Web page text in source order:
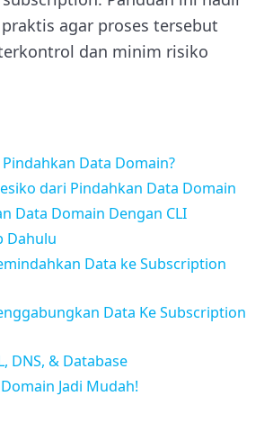
agar proses tersebut
dan minim risiko
Data Domain?
dari Pindahkan Data Domain
Data Domain Dengan CLI
Dahulu
Data ke Subscription
Data Ke Subscription
DNS, & Database
Jadi Mudah!